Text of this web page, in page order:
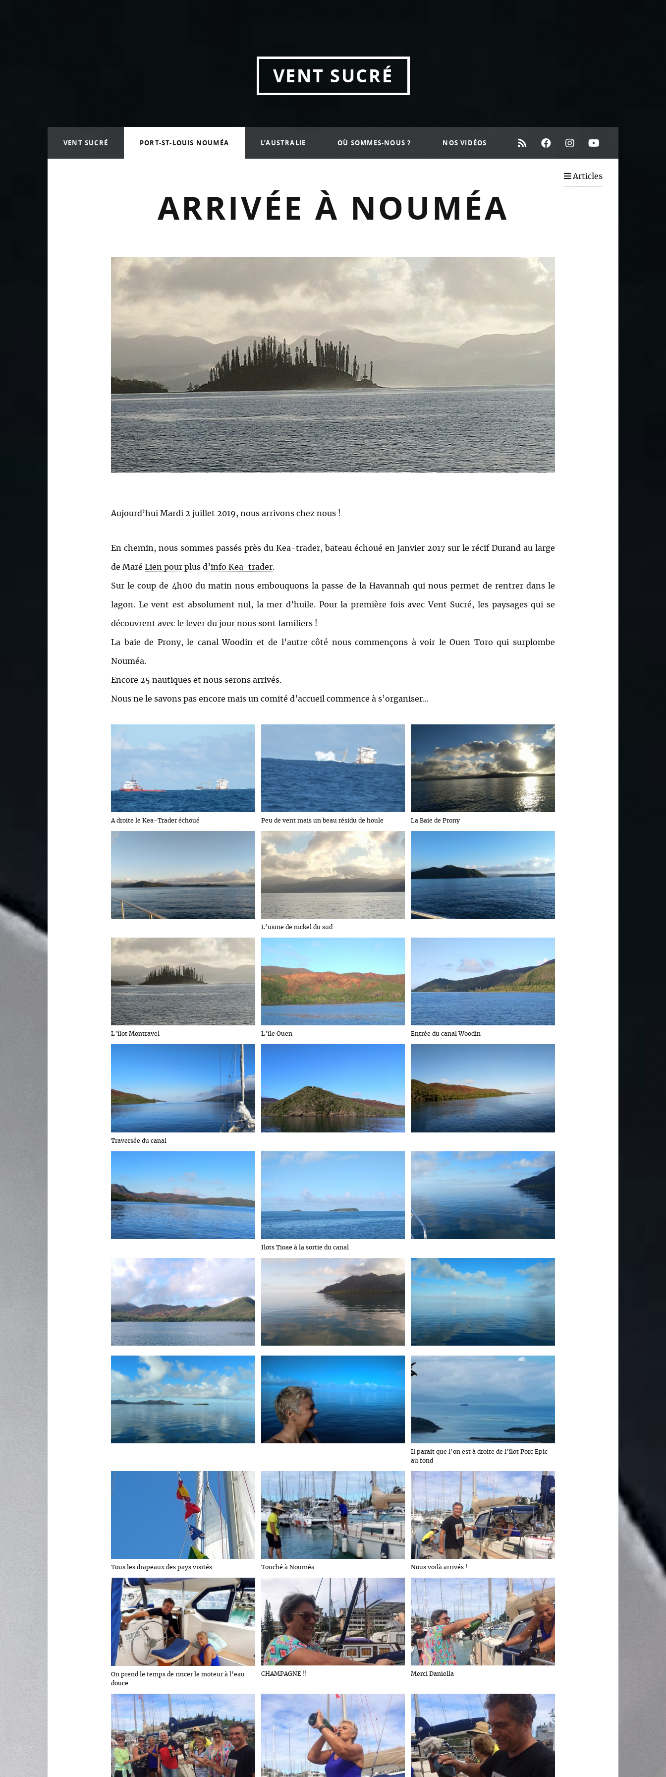
VENT SUCRÉ
VENT SUCRÉ PORT-ST-LOUIS NOUMÉA L’AUSTRALIE OÙ SOMMES-NOUS ? NOS VIDÉOS
Articles
ARRIVÉE À NOUMÉA
Aujourd’hui Mardi 2 juillet 2019, nous arrivons chez nous !
En chemin, nous sommes passés près du Kea-trader, bateau échoué en janvier 2017 sur le récif Durand au large
de Maré Lien pour plus d’info Kea-trader.
Sur le coup de 4h00 du matin nous embouquons la passe de la Havannah qui nous permet de rentrer dans le
lagon. Le vent est absolument nul, la mer d’huile. Pour la première fois avec Vent Sucré, les paysages qui se
découvrent avec le lever du jour nous sont familiers !
La baie de Prony, le canal Woodin et de l’autre côté nous commençons à voir le Ouen Toro qui surplombe
Nouméa.
Encore 25 nautiques et nous serons arrivés.
Nous ne le savons pas encore mais un comité d’accueil commence à s’organiser...
A droite le Kea-Trader échoué Peu de vent mais un beau résidu de houle La Baie de Prony
L’usine de nickel du sud
L’îlot Montravel L’île Ouen Entrée du canal Woodin
Traversée du canal
Ilots Tioae à la sortie du canal
Il parait que l’on est à droite de l’îlot Porc Epic
au fond
Tous les drapeaux des pays visités Touché à Nouméa Nous voilà arrivés !
On prend le temps de rincer le moteur à l’eau
douce
CHAMPAGNE !! Merci Daniella